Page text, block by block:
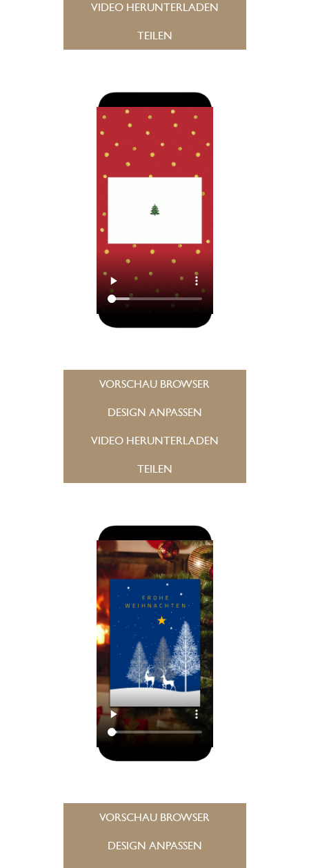
VIDEO HERUNTERLADEN
TEILEN
VORSCHAU BROWSER
DESIGN ANPASSEN
VIDEO HERUNTERLADEN
TEILEN
VORSCHAU BROWSER
DESIGN ANPASSEN